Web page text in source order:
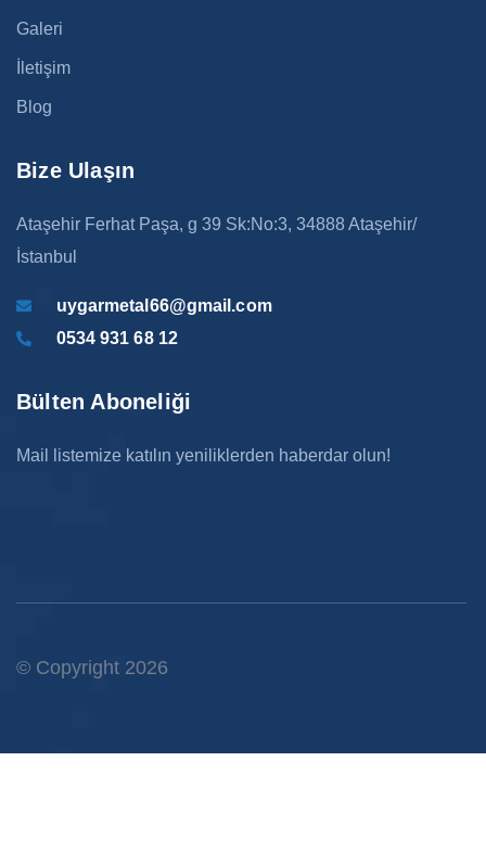
Galeri
İletişim
Blog
Bize Ulaşın
Ataşehir Ferhat Paşa, g 39 Sk:No:3, 34888 Ataşehir/
İstanbul
uygarmetal66@gmail.com
0534 931 68 12
Bülten Aboneliği
Mail listemize katılın yeniliklerden haberdar olun!
© Copyright 2026